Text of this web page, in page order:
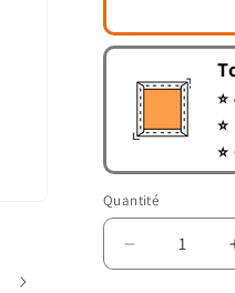
Quantité
Quantité
Réduire
la